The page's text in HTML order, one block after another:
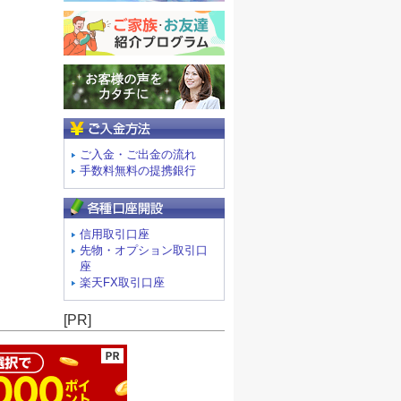
ご入金・ご出金の流れ
手数料無料の提携銀行
信用取引口座
先物・オプション取引口
座
楽天FX取引口座
[PR]